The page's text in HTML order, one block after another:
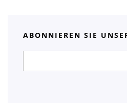
ABONNIEREN SIE
Newsletter: